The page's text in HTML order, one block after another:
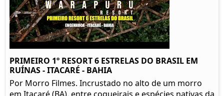
PRIMEIRO 1º RESORT 6 ESTRELAS DO BRASIL EM
RUÍNAS - ITACARÉ - BAHIA
Por Morro Filmes. Incrustado no alto de um morro